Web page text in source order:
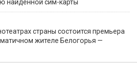
найденной сим-карты
страны состоится премьера
жителе Белогорья —